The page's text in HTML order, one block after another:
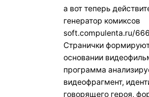
а вот теперь
генератор комиксов
soft.compulenta.ru/
Странички
основании
программа
видеофрагмент,
говорящего героя,